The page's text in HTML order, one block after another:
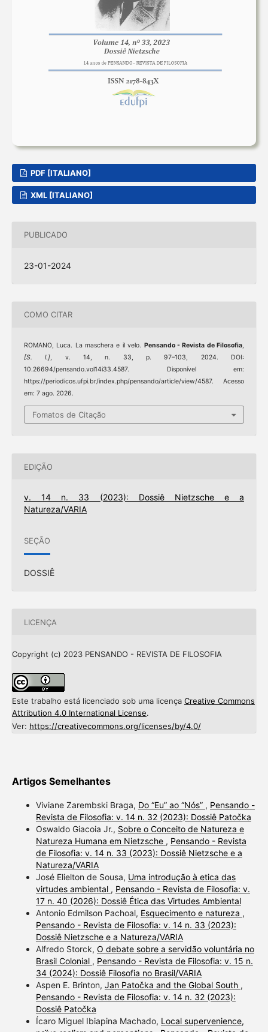
PDF [ITALIANO]
XML [ITALIANO]
PUBLICADO
23-01-2024
COMO CITAR
ROMANO, Luca. La maschera e il velo. Pensando - Revista de Filosofia,
[S. l.], v. 14, n. 33, p. 97–103, 2024. DOI:
10.26694/pensando.vol14i33.4587. Disponível em:
https://periodicos.ufpi.br/index.php/pensando/article/view/4587. Acesso
em: 7 ago. 2026.
Fomatos de Citação
EDIÇÃO
v. 14 n. 33 (2023): Dossiê Nietzsche e a
Natureza/VARIA
SEÇÃO
DOSSIÊ
LICENÇA
Copyright (c) 2023 PENSANDO - REVISTA DE FILOSOFIA
Este trabalho está licenciado sob uma licença Creative Commons
Attribution 4.0 International License.
Ver: https://creativecommons.org/licenses/by/4.0/
Artigos Semelhantes
Viviane Zarembski Braga, Do “Eu” ao “Nós” , Pensando -
Revista de Filosofia: v. 14 n. 32 (2023): Dossiê Patočka
Oswaldo Giacoia Jr., Sobre o Conceito de Natureza e
Natureza Humana em Nietzsche , Pensando - Revista
de Filosofia: v. 14 n. 33 (2023): Dossiê Nietzsche e a
Natureza/VARIA
José Elielton de Sousa, Uma introdução à etica das
virtudes ambiental , Pensando - Revista de Filosofia: v.
17 n. 40 (2026): Dossiê Ética das Virtudes Ambiental
Antonio Edmilson Pachoal, Esquecimento e natureza ,
Pensando - Revista de Filosofia: v. 14 n. 33 (2023):
Dossiê Nietzsche e a Natureza/VARIA
Alfredo Storck, O debate sobre a servidão voluntária no
Brasil Colonial , Pensando - Revista de Filosofia: v. 15 n.
34 (2024): Dossiê Filosofia no Brasil/VARIA
Aspen E. Brinton, Jan Patočka and the Global South ,
Pensando - Revista de Filosofia: v. 14 n. 32 (2023):
Dossiê Patočka
Ícaro Miguel Ibiapina Machado, Local supervenience,